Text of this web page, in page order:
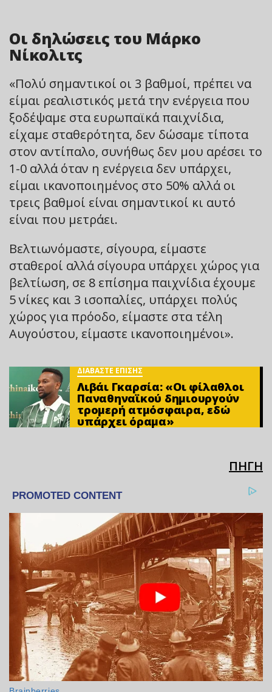
Oι δηλώσεις του Μάρκο
Νίκολιτς
«Πολύ σημαντικοί οι 3 βαθμοί, πρέπει να
είμαι ρεαλιστικός μετά την ενέργεια που
ξοδέψαμε στα ευρωπαϊκά παιχνίδια,
είχαμε σταθερότητα, δεν δώσαμε τίποτα
στον αντίπαλο, συνήθως δεν μου αρέσει το
1-0 αλλά όταν η ενέργεια δεν υπάρχει,
είμαι ικανοποιημένος στο 50% αλλά οι
τρεις βαθμοί είναι σημαντικοί κι αυτό
είναι που μετράει.
Βελτιωνόμαστε, σίγουρα, είμαστε
σταθεροί αλλά σίγουρα υπάρχει χώρος για
βελτίωση, σε 8 επίσημα παιχνίδια έχουμε
5 νίκες και 3 ισοπαλίες, υπάρχει πολύς
χώρος για πρόοδο, είμαστε στα τέλη
Αυγούστου, είμαστε ικανοποιημένοι».
ΔΙΑΒΑΣΤΕ ΕΠΙΣΗΣ
Λιβάι Γκαρσία: «Οι φίλαθλοι
Παναθηναϊκού δημιουργούν
τρομερή ατμόσφαιρα, εδώ
υπάρχει όραμα»
ΠΗΓΗ